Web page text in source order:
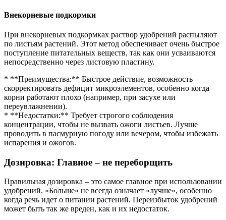
Внекорневые подкормки
При внекорневых подкормках раствор удобрений распыляют
по листьям растений. Этот метод обеспечивает очень быстрое
поступление питательных веществ, так как они усваиваются
непосредственно через листовую пластину.
* **Преимущества:** Быстрое действие, возможность
скорректировать дефицит микроэлементов, особенно когда
корни работают плохо (например, при засухе или
переувлажнении).
* **Недостатки:** Требует строгого соблюдения
концентрации, чтобы не вызвать ожоги листьев. Лучше
проводить в пасмурную погоду или вечером, чтобы избежать
испарения и ожогов.
Дозировка: Главное – не переборщить
Правильная дозировка – это самое главное при использовании
удобрений. «Больше» не всегда означает «лучше», особенно
когда речь идет о питании растений. Переизбыток удобрений
может быть так же вреден, как и их недостаток.